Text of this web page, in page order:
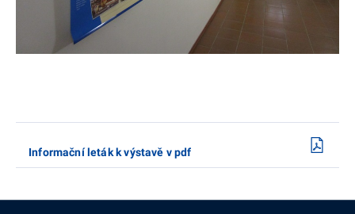
Informační leták k výstavě v pdf